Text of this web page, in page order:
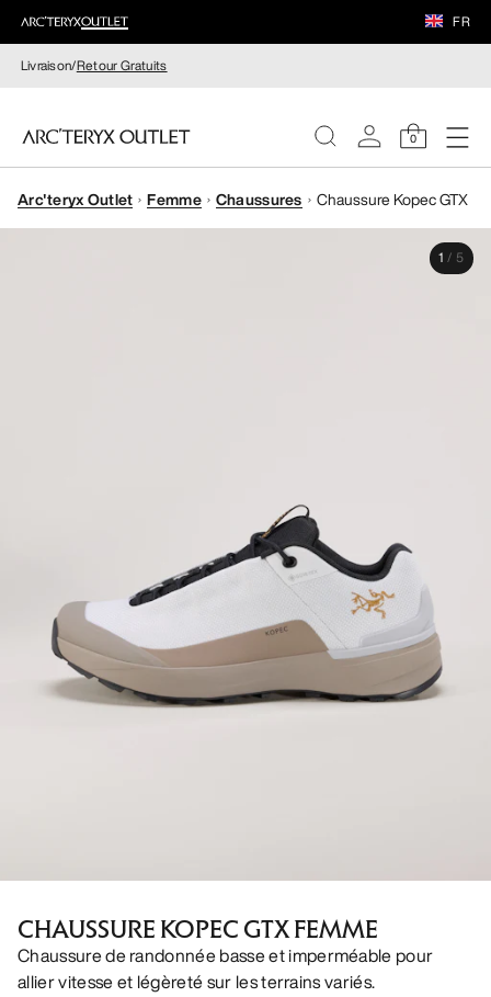
FR
Livraison/Retour Gratuits
0
FEMME
Arc'teryx Outlet Femme Chaussures Chaussure Kopec GTX
1 / 5
CHAUSSURE KOPEC GTX FEMME
Chaussure de randonnée basse et imperméable pour
allier vitesse et légèreté sur les terrains variés.